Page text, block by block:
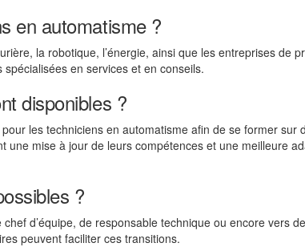
en automatisme ?
la robotique, l’énergie, ainsi que les entreprises de
en services et en conseils.
disponibles ?
les techniciens en automatisme afin de se former sur
mise à jour de leurs compétences et une meilleure
?
d’équipe, de responsable technique ou encore vers
peuvent faciliter ces transitions.